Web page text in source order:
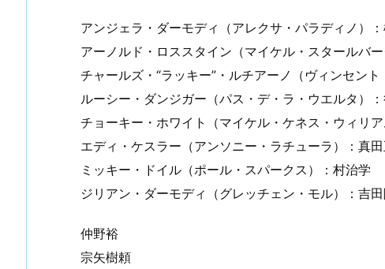
アンジェラ・ダーモディ（アレクサ・パラディノ）
アーノルド・ロススタイン（マイケル・スタールバ
チャールズ・“ラッキー”・ルチアーノ（ヴィンセン
ルーシー・ダンジガー（パス・デ・ラ・ウエルタ）
チョーキー・ホワイト（マイケル・ケネス・ウィリ
エディ・ケスラー（アンソニー・ラチューラ）：真
ミッキー・ドイル（ポール・スパークス）：村治学
ジリアン・ダーモディ（グレッチェン・モル）：吉
仲野裕
宗矢樹頼